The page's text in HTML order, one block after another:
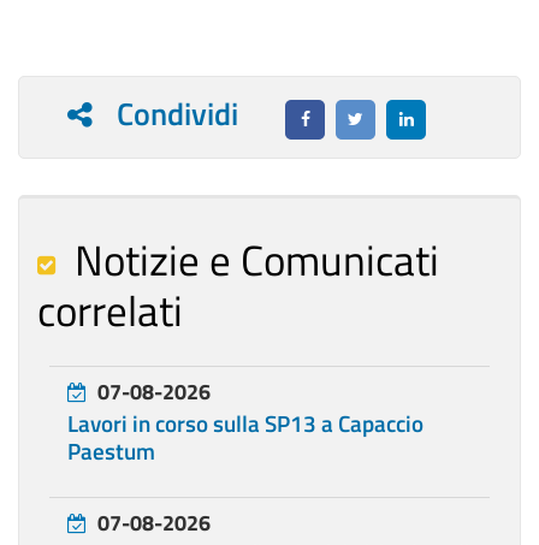
Condividi
Notizie e Comunicati
correlati
07-08-2026
Lavori in corso sulla SP13 a Capaccio
Paestum
07-08-2026